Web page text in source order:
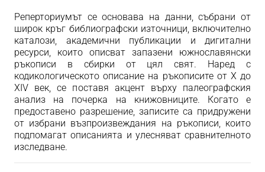
Реперториумът се основава на данни, събрани от
широк кръг библиографски източници, включително
каталози, академични публикации и дигитални
ресурси, които описват запазени южнославянски
ръкописи в сбирки от цял свят. Наред с
кодикологическото описание на ръкописите от Xдо
XIV век, се поставя акцент върху палеографския
анализ на почерка на книжовниците. Когато е
предоставено разрешение, записите са придружени
от избрани възпроизвеждания на ръкописи, които
подпомагат описанията и улесняват сравнителното
изследване.